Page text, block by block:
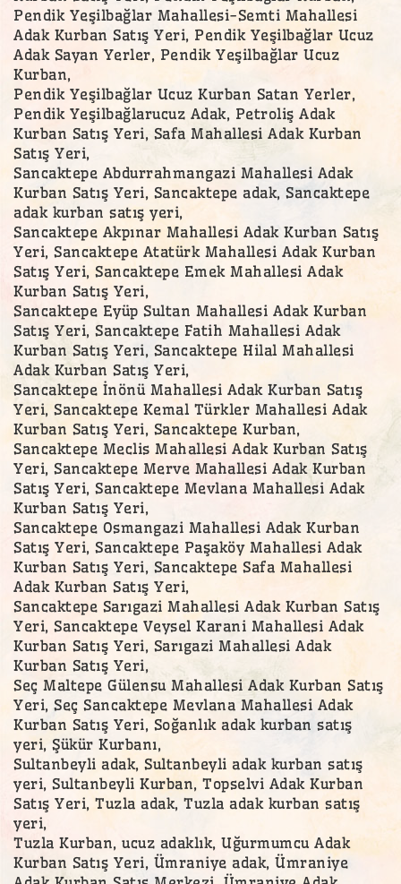
Pendik Yeşilbağlar Mahallesi-Semti Mahallesi
Adak Kurban Satış Yeri, Pendik Yeşilbağlar Ucuz
Adak Sayan Yerler, Pendik Yeşilbağlar Ucuz
Kurban,
Pendik Yeşilbağlar Ucuz Kurban Satan Yerler,
Pendik Yeşilbağlarucuz Adak, Petroliş Adak
Kurban Satış Yeri, Safa Mahallesi Adak Kurban
Satış Yeri,
Sancaktepe Abdurrahmangazi Mahallesi Adak
Kurban Satış Yeri, Sancaktepe adak, Sancaktepe
adak kurban satış yeri,
Sancaktepe Akpınar Mahallesi Adak Kurban Satış
Yeri, Sancaktepe Atatürk Mahallesi Adak Kurban
Satış Yeri, Sancaktepe Emek Mahallesi Adak
Kurban Satış Yeri,
Sancaktepe Eyüp Sultan Mahallesi Adak Kurban
Satış Yeri, Sancaktepe Fatih Mahallesi Adak
Kurban Satış Yeri, Sancaktepe Hilal Mahallesi
Adak Kurban Satış Yeri,
Sancaktepe İnönü Mahallesi Adak Kurban Satış
Yeri, Sancaktepe Kemal Türkler Mahallesi Adak
Kurban Satış Yeri, Sancaktepe Kurban,
Sancaktepe Meclis Mahallesi Adak Kurban Satış
Yeri, Sancaktepe Merve Mahallesi Adak Kurban
Satış Yeri, Sancaktepe Mevlana Mahallesi Adak
Kurban Satış Yeri,
Sancaktepe Osmangazi Mahallesi Adak Kurban
Satış Yeri, Sancaktepe Paşaköy Mahallesi Adak
Kurban Satış Yeri, Sancaktepe Safa Mahallesi
Adak Kurban Satış Yeri,
Sancaktepe Sarıgazi Mahallesi Adak Kurban Satış
Yeri, Sancaktepe Veysel Karani Mahallesi Adak
Kurban Satış Yeri, Sarıgazi Mahallesi Adak
Kurban Satış Yeri,
Seç Maltepe Gülensu Mahallesi Adak Kurban Satış
Yeri, Seç Sancaktepe Mevlana Mahallesi Adak
Kurban Satış Yeri, Soğanlık adak kurban satış
yeri, Şükür Kurbanı,
Sultanbeyli adak, Sultanbeyli adak kurban satış
yeri, Sultanbeyli Kurban, Topselvi Adak Kurban
Satış Yeri, Tuzla adak, Tuzla adak kurban satış
yeri,
Tuzla Kurban, ucuz adaklık, Uğurmumcu Adak
Kurban Satış Yeri, Ümraniye adak, Ümraniye